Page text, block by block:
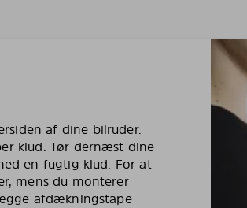
af dine bilruder.
klud. Tør dernæst dine
en fugtig klud. For at
mens du monterer
afdækningstape